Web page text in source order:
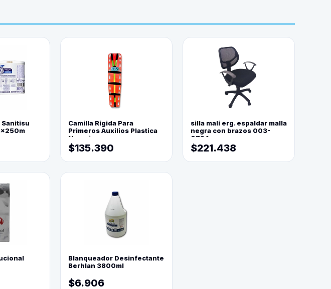
Sanitisu
Camilla Rigida Para
Primeros Auxilios Plastica
Naranja
$135.390
silla mali erg. espaldar malla
negra con brazos 003-
0794
$221.438
Blanqueador Desinfectante
Berhlan 3800ml
$6.906